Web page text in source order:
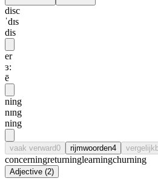
disc
ˈdɪs
dis
er
ɜ:
ē
ning
nɪng
ning
vaak verward0 rijmwoorden4
concerningreturninglearningchurning
Adjective (2)